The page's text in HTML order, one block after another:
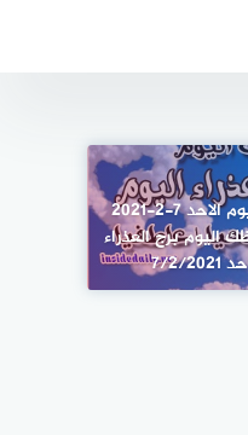
برج العذراء اليوم الاحد 7-2-2021
برج العذراء
2021